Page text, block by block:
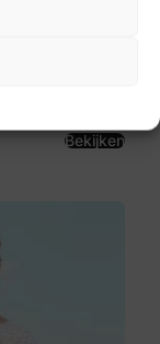
Bekijken